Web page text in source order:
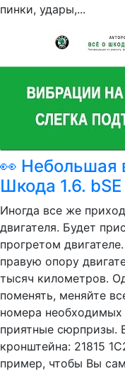
пинки, удары,...
👀 Небольшая
Шкода 1.6.
Иногда все же
двигателя. Будет
прогретом
правую опору
тысяч километров.
поменять, меняйте
номера необходимых
приятные сюрпризы.
кронштейна: 21815
пример, чтобы Вы